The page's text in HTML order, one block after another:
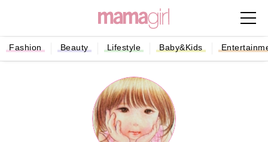
Fashion Beauty Lifestyle Baby&Kids